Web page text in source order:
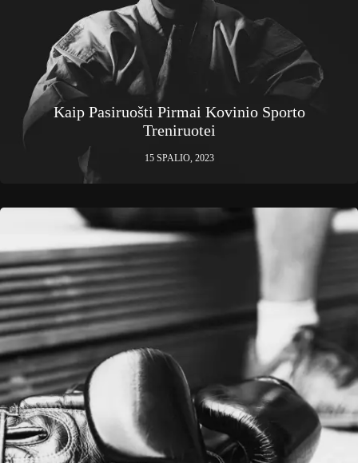
Kaip Pasiruošti Pirmai Kovinio Sporto
Treniruotei
15 SPALIO, 2023